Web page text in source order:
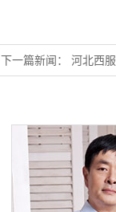
下一篇新闻： 河北西